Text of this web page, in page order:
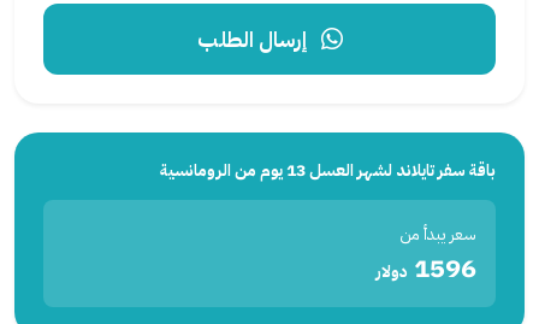
إرسال الطلب
باقة سفر تايلاند لشهر العسل 13 يوم من الرومانسية
سعر يبدأ من
1596 دولار